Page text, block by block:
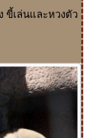
ขี้เล่นและหวงตัว